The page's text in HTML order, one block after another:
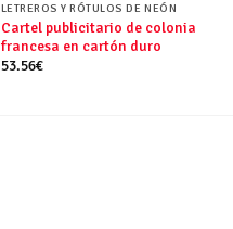
LETREROS Y RÓTULOS DE NEÓN
Cartel publicitario de colonia
francesa en cartón duro
53.56€